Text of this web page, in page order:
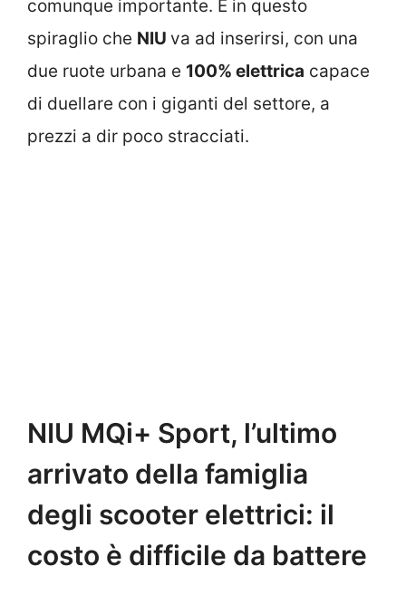
comunque importante. E in questo
spiraglio che NIU va ad inserirsi, con una
due ruote urbana e 100% elettrica capace
di duellare con i giganti del settore, a
prezzi a dir poco stracciati.
NIU MQi+ Sport, l’ultimo
arrivato della famiglia
degli scooter elettrici: il
costo è difficile da battere